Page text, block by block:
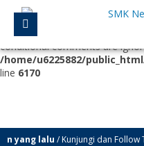
Deprecated
: Function
with an argument that is
conditional comments are
/home/u6225882/
line 6170
yang lalu/ Kunjungi dan Follow